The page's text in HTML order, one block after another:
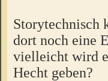
Storytechnisch
dort noch eine
vielleicht wird
Hecht geben?